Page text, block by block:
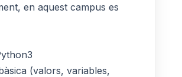
en aquest campus es
(valors, variables,